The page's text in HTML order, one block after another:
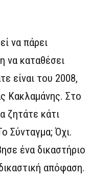
να πάρει
να καταθέσει
είναι του 2008,
Κακλαμάνης. Στο
ζητάτε κάτι
Σύνταγμα; Όχι.
ένα δικαστήριο
απόφαση.